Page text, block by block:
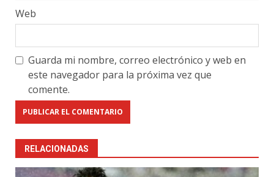
Web
Guarda mi nombre, correo electrónico y web en
este navegador para la próxima vez que
comente.
RELACIONADAS